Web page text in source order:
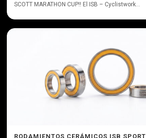
SCOTT MARATHON CUP!! El ISB – Cyclistwork...
RODAMIENTOS CERÁMICOS ISB SPORT